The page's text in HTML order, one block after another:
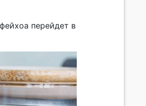
перейдет в